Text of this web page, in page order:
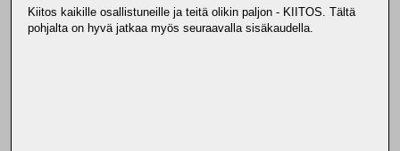
Kiitos kaikille osallistuneille ja teitä olikin paljon - KIITOS. Tältä
pohjalta on hyvä jatkaa myös seuraavalla sisäkaudella.